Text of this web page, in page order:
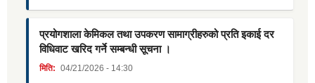
प्रयोगशाला केमिकल तथा उपकरण सामाग्रीहरुको प्रति इकाई दर
विधिवाट खरिद गर्ने सम्बन्धी सूचना ।
मिति: 04/21/2026 - 14:30